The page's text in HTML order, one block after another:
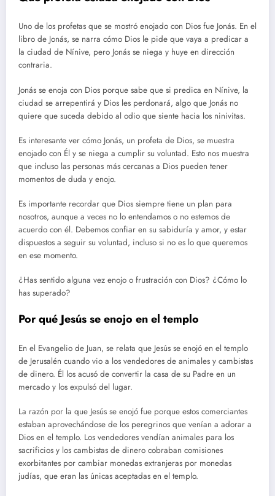
Uno de los profetas que se mostró enojado con Dios fue Jonás. En el
libro de Jonás, se narra cómo Dios le pide que vaya a predicar a
la ciudad de Nínive, pero Jonás se niega y huye en dirección
contraria.
Jonás se enoja con Dios porque sabe que si predica en Nínive, la
ciudad se arrepentirá y Dios les perdonará, algo que Jonás no
quiere que suceda debido al odio que siente hacia los ninivitas.
Es interesante ver cómo Jonás, un profeta de Dios, se muestra
enojado con Él y se niega a cumplir su voluntad. Esto nos muestra
que incluso las personas más cercanas a Dios pueden tener
momentos de duda y enojo.
Es importante recordar que Dios siempre tiene un plan para
nosotros, aunque a veces no lo entendamos o no estemos de
acuerdo con él. Debemos confiar en su sabiduría y amor, y estar
dispuestos a seguir su voluntad, incluso si no es lo que queremos
en ese momento.
¿Has sentido alguna vez enojo o frustración con Dios? ¿Cómo lo
has superado?
Por qué Jesús se enojo en el templo
En el Evangelio de Juan, se relata que Jesús se enojó en el templo
de Jerusalén cuando vio a los vendedores de animales y cambistas
de dinero. Él los acusó de convertir la casa de su Padre en un
mercado y los expulsó del lugar.
La razón por la que Jesús se enojó fue porque estos comerciantes
estaban aprovechándose de los peregrinos que venían a adorar a
Dios en el templo. Los vendedores vendían animales para los
sacrificios y los cambistas de dinero cobraban comisiones
exorbitantes por cambiar monedas extranjeras por monedas
judías, que eran las únicas aceptadas en el templo.